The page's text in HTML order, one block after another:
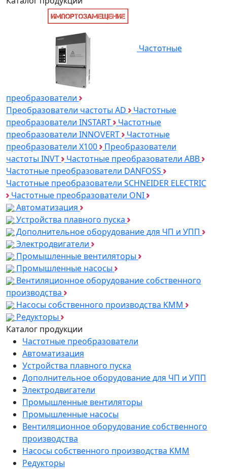
Частотные
преобразователи
Преобразователи частоты AD
Частотные
преобразователи INSTART
Частотные
преобразователи INNOVERT
Частотные
преобразователи Х100
Преобразователи
частоты INVT
Частотные преобразователи ABB
Частотные преобразователи DANFOSS
Частотные преобразователи SCHNEIDER ELECTRIC
Частотные преобразователи ONI
Автоматизация
Устройства плавного пуска
Дополнительное оборудование для ЧП и УПП
Электродвигатели
Промышленные вентиляторы
Промышленные насосы
Вентиляционное оборудование собственного
производства
Насосы собственного производства KMM
Редукторы
Каталог продукции
Частотные преобразователи
Автоматизация
Устройства плавного пуска
Дополнительное оборудование для ЧП и УПП
Электродвигатели
Промышленные вентиляторы
Промышленные насосы
Вентиляционное оборудование собственного
производства
Насосы собственного производства KMM
Редукторы